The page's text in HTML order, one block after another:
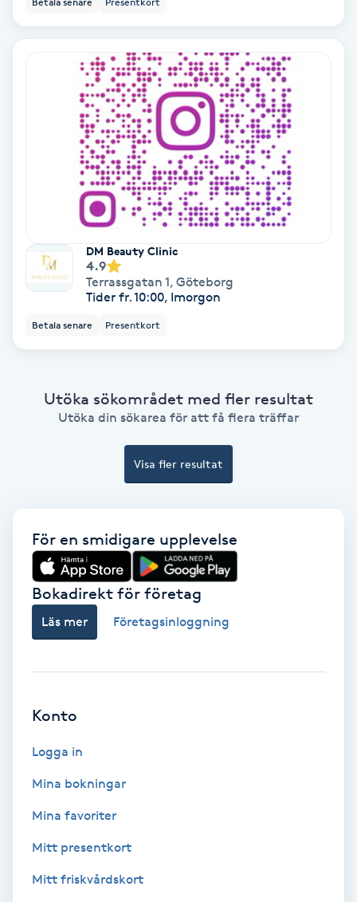
Bambumassage
Barnklippning
Blowout
Bottenfärg
Bröllopsuppsättning
Celluliter
Color correction
Dermapen
DM Beauty Clinic
4.9
Terrassgatan 1, Göteborg
Tider fr. 10:00, Imorgon
Betala senare Presentkort
Utöka sökområdet med fler resultat
Utöka din sökarea för att få flera träffar
Visa fler resultat
För en smidigare upplevelse
Bokadirekt för företag
Läs mer Företagsinloggning
Konto
Logga in
Mina bokningar
Mina favoriter
Mitt presentkort
Mitt friskvårdskort